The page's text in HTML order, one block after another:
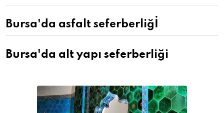
Bursa'da asfalt seferberliğİ
Bursa'da alt yapı seferberliği